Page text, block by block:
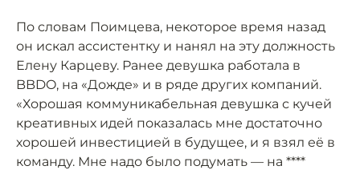
По словам Поимцева, некоторое время назад
он искал ассистентку и нанял на эту должность
Елену Карцеву. Ранее девушка работала в
BBDO, на «Дожде» и в ряде других компаний.
«Хорошая коммуникабельная девушка с кучей
креативных идей показалась мне достаточно
хорошей инвестицией в будущее, и я взял её в
команду. Мне надо было подумать — на ****